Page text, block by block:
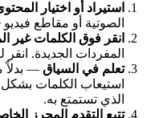
استيراد أو اختيار
الصوتية أو مقاطع فيديو YouTube باللغة المستهدفة.
انقر فوق الكلمات غير
المفردات الجديدة.
تعلم في السياق — بدلاً
استيعاب الكلمات
الذي تستمتع به.
تتبع التقدم المحرز